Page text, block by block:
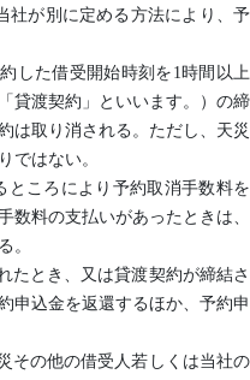
社が別に定める方法により、予
した借受開始時刻を1時間以上
貸渡契約」といいます。）の締
は取り消される。ただし、天災
ではない。
ところにより予約取消手数料を
数料の支払いがあったときは、
。
たとき、又は貸渡契約が締結さ
申込金を返還するほか、予約申
その他の借受人若しくは当社の